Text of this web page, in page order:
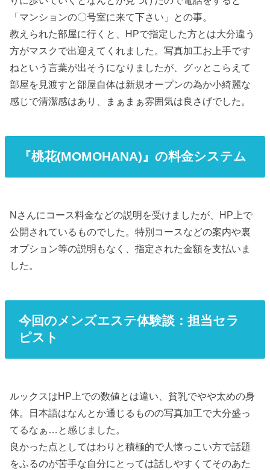
「マンションの〇号室に来て下さい」との事。
教えられた部屋に行くと、HPで指定した方とは大分違う
方がマスクで出迎えてくれました。写真加工お上手です
ねという言葉が出そうになりましたが、グッとこらえて
部屋を見渡すと部屋自体は新規オープンの為か小綺麗な
感じで清潔感はあり、まぁまぁ雰囲気は良さげでした。
『桃花(MOMOHANA)』の料金システム
Nさんにコース料金などの説明を受けましたが、HP上で
公開されているものでした。特別コースなどの案内や裏
オプション等の説明もなく、指定された金額を支払いま
した。
今回のメンズエステ体験談：担当セラ
ピスト
ルックスはHP上での数値とは違い、貧乳でやや太めの身
体。日本語はなんとか通じるものの写真加工で大分盛っ
てるなぁ…と感じました。
良かった点としてはわりと積極的で人懐っこい方で話題
をふるのが苦手な自分にとっては話しやすくてそのあた